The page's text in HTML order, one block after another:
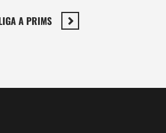
A PRIMS